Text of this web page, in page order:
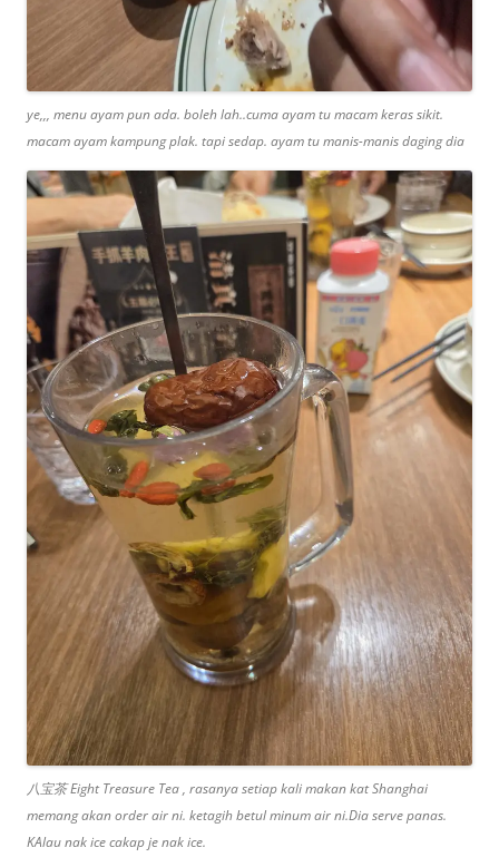
ye,,, menu ayam pun ada. boleh lah..cuma ayam tu macam keras sikit.
macam ayam kampung plak. tapi sedap. ayam tu manis-manis daging dia
八宝茶 Eight Treasure Tea , rasanya setiap kali makan kat Shanghai
memang akan order air ni. ketagih betul minum air ni.Dia serve panas.
KAlau nak ice cakap je nak ice.